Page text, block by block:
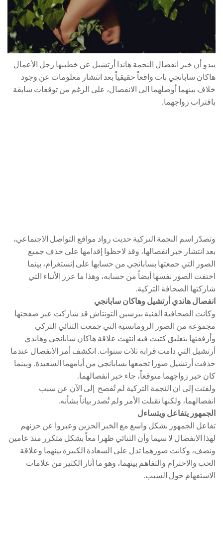
يبدو أن خبر انفصال النجمة هاندا أرتشيل عن خطيبها رجل الأعمال
هاكان سابانجي بات واقعاً حقيقياً بعد انتشار معلومات عن وجود
خلاف بينهما أوصلهما الى الانفصال، على الرغم من توقعات سابقة
باقتراب زواجهما.
وتصدّر اسم النجمة التركية حديث رواد مواقع التواصل الاجتماعي،
بعد انتشار خبر انفصالها، وقد لاحظوا إقدامها على حذف جميع
الصور التي جمعتها بسابانجي من حسابها على إنستغرام، بينما
اختفت الصور نفسها أيضاً من حسابه، وهذا ما عزز الأنباء التي
شاركتها الصحافة التركية.
انفصال هاندي أرتشيل وهاكان سابانجي
وكانت الصحافية الفنية بيرسين التونتاش قد شاركت عبر صفحتها
مجموعة من الصور الرومانسية التي جمعت الثنائي التركي
وأرفقتها بتعليق كتبت فيه انتهت علاقة هاكان سابانجي وهاندي
أرتشيل التي دامت قرابة ثلاث سنوات. انكشف أمر الانفصال عندما
حذفت أرتشيل صورا تجمعها بسابانجي من أيامهما السعيدة. وبينما
كان خبر زواجهما متوقعاً، جاء خبر انفصالهما.
ولفتت إلى ان النجمة التركية لم تُفصح إلى الآن عن سبب
انفصالهما، ولكنها تقبلت الأمر ولم تُصدر بياناً بشأنه.
الجمهور يتفاعل ويتساءل
تفاعل الجمهور بشكل واسع مع الخبر الحزين وعبروا عن حزنهم
لهذا الانفصال لا سيما وأن الثنائي ظهرا معاً بشكل متكرر منذ عامين
ونصف، وكانت صورهما تدل على السعادة الكبيرة بينهما وعلاقة
الحب والاحترام والتفاهم بينهما، وهو ما أثار الكثير من علامات
الاستفهام حول السبب.